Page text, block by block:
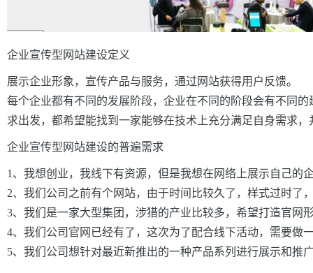
企业宣传型网站建设定义
展示企业形象，宣传产品与服务，通过网站获得用户反馈。
每个企业都有不同的发展阶段，企业在不同的阶段会有不同
求出发，都希望能找到一家能够在技术上充分满足自身需求
企业宣传型网站建设的普遍需求
1、我想创业，我线下有资源，但是我想在网络上展示自己的
2、我们公司之前有个网站，由于时间比较久了，样式过时
3、我们是一家大型集团，涉猎的产业比较多，希望打造官网
4、我们公司官网已经有了，这次为了配合线下活动，需要做
5、我们公司想针对最近新推出的一种产品系列进行展示和推